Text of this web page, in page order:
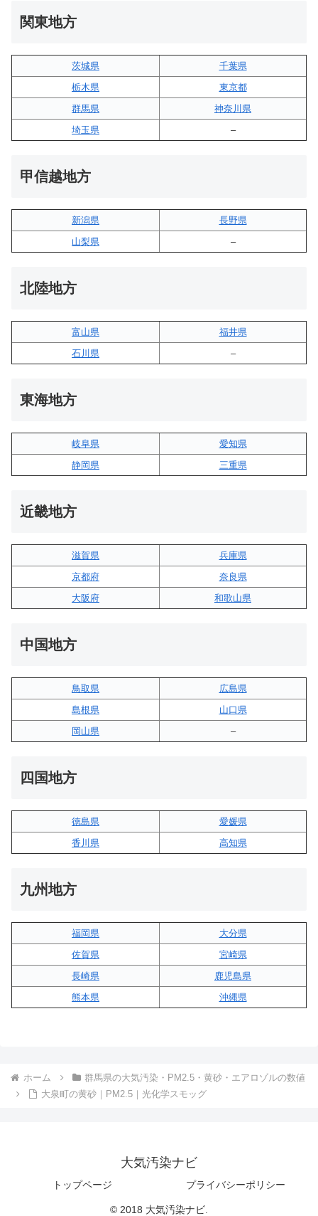
関東地方
茨城県
千葉県
栃木県
東京都
群馬県
神奈川県
埼玉県
–
甲信越地方
新潟県
長野県
山梨県
–
北陸地方
富山県
福井県
石川県
–
東海地方
岐阜県
愛知県
静岡県
三重県
近畿地方
滋賀県
兵庫県
京都府
奈良県
大阪府
和歌山県
中国地方
鳥取県
広島県
島根県
山口県
岡山県
–
四国地方
徳島県
愛媛県
香川県
高知県
九州地方
福岡県
大分県
佐賀県
宮崎県
長崎県
鹿児島県
熊本県
沖縄県
ホーム
群馬県の大気汚染・PM2.5・黄砂・エアロゾルの数値
大泉町の黄砂｜PM2.5｜光化学スモッグ
大気汚染ナビ
トップページ プライバシーポリシー
© 2018 大気汚染ナビ.